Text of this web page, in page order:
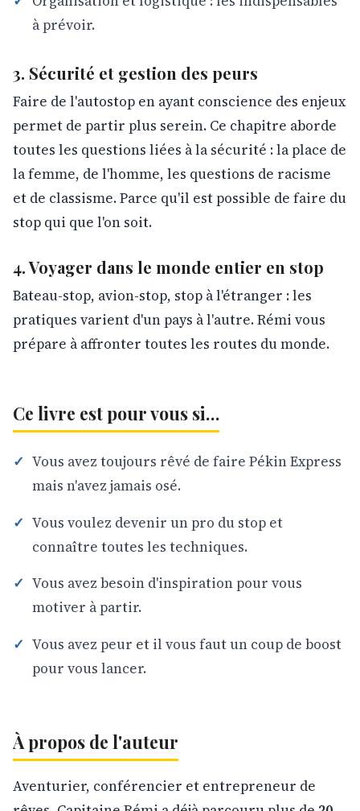
à prévoir.
3. Sécurité et gestion des peurs
Faire de l'autostop en ayant conscience des enjeux
permet de partir plus serein. Ce chapitre aborde
toutes les questions liées à la sécurité : la place de
la femme, de l'homme, les questions de racisme
et de classisme. Parce qu'il est possible de faire du
stop qui que l'on soit.
4. Voyager dans le monde entier en stop
Bateau-stop, avion-stop, stop à l'étranger : les
pratiques varient d'un pays à l'autre. Rémi vous
prépare à affronter toutes les routes du monde.
Ce livre est pour vous si…
Vous avez toujours rêvé de faire Pékin Express
mais n'avez jamais osé.
Vous voulez devenir un pro du stop et
connaître toutes les techniques.
Vous avez besoin d'inspiration pour vous
motiver à partir.
Vous avez peur et il vous faut un coup de boost
pour vous lancer.
À propos de l'auteur
Aventurier, conférencier et entrepreneur de